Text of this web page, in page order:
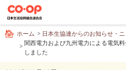
ジ
内
ホーム 日本生協連からのお知らせ・
関西電力および九州電力による電気
しました